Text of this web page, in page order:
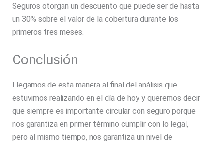
Seguros otorgan un descuento que puede ser de hasta
un 30% sobre el valor de la cobertura durante los
primeros tres meses.
Conclusión
Llegamos de esta manera al final del análisis que
estuvimos realizando en el día de hoy y queremos decir
que siempre es importante circular con seguro porque
nos garantiza en primer término cumplir con lo legal,
pero al mismo tiempo, nos garantiza un nivel de